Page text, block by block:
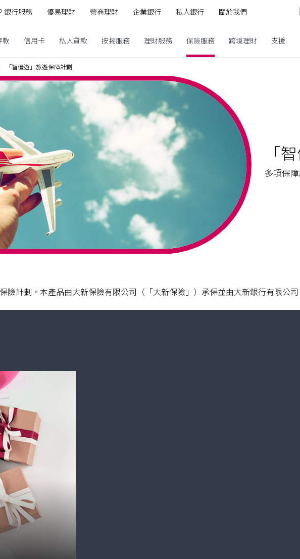
銀行服務 優易理財 營商理財 企業銀行 私人銀行 關於我們
款 信用卡 私人貸款 按揭服務 理財服務 保險服務 跨境理財 支援
「智優遊」旅遊保障計劃
「
多項保
險計劃。本產品由大新保險有限公司（「大新保險」）承保並由大新銀行有限公